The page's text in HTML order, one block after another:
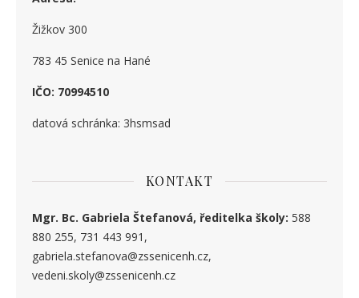
Žižkov 300
783 45 Senice na Hané
IČO: 70994510
datová schránka: 3hsmsad
KONTAKT
Mgr. Bc. Gabriela Štefanová, ředitelka školy: 588
880 255, 731 443 991,
gabriela.stefanova@zssenicenh.cz,
vedeni.skoly@zssenicenh.cz